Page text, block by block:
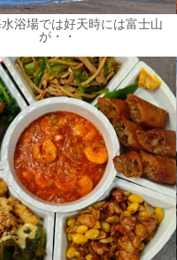
浴場では好天時には富士山
が・・